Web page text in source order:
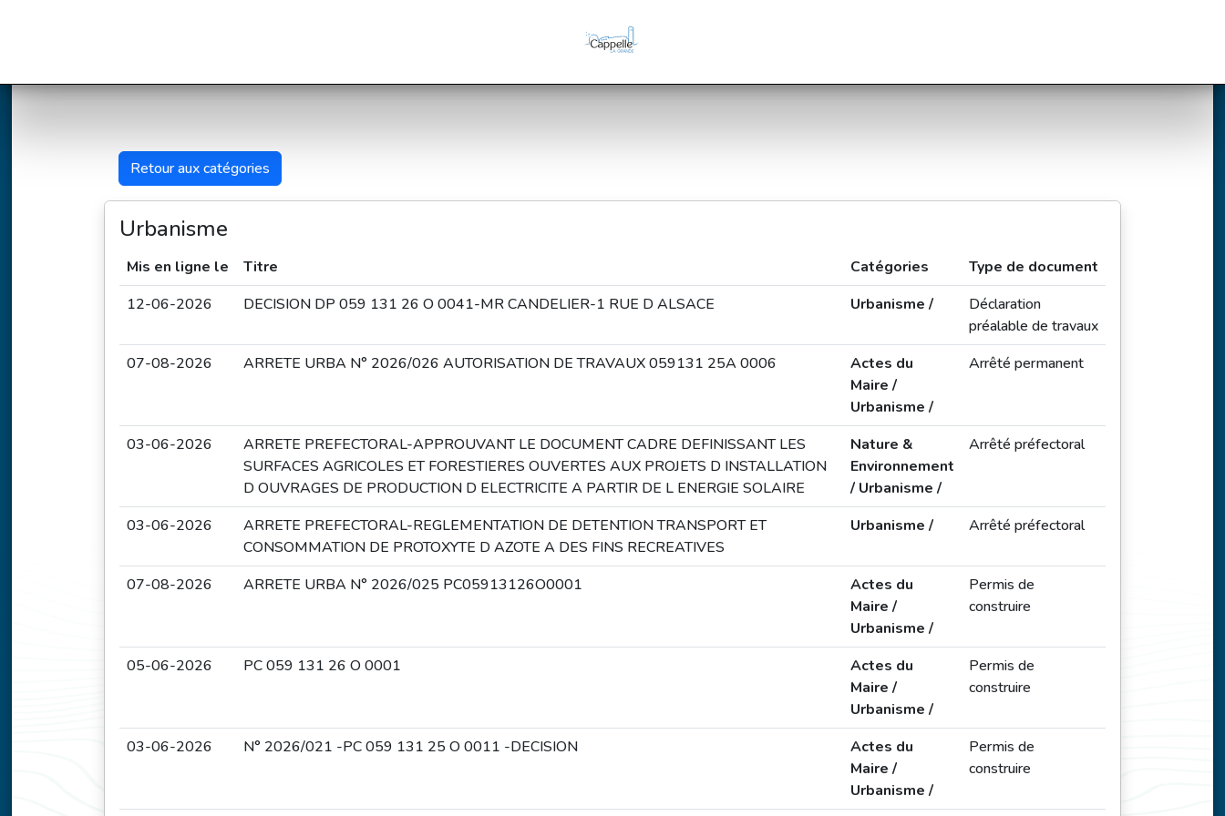
Retour aux catégories
Urbanisme
Mis en ligne le Titre Catégories
Type de document
12-06-2026
DECISION DP 059 131 26 O 0041-MR CANDELIER-1 RUE D ALSACE Urbanisme /
Déclaration
préalable de travaux
07-08-2026
ARRETE URBA N° 2026/026 AUTORISATION DE TRAVAUX 059131 25A 0006
Actes du
Maire /
Urbanisme /
Arrêté permanent
03-06-2026
ARRETE PREFECTORAL-APPROUVANT LE DOCUMENT CADRE DEFINISSANT LES
SURFACES AGRICOLES ET FORESTIERES OUVERTES AUX PROJETS D INSTALLATION
D OUVRAGES DE PRODUCTION D ELECTRICITE A PARTIR DE L ENERGIE SOLAIRE
Nature &
Environnement
/ Urbanisme /
Arrêté préfectoral
03-06-2026
ARRETE PREFECTORAL-REGLEMENTATION DE DETENTION TRANSPORT ET
CONSOMMATION DE PROTOXYTE D AZOTE A DES FINS RECREATIVES
Urbanisme / Arrêté préfectoral
07-08-2026 ARRETE URBA N° 2026/025 PC05913126O0001
Actes du
Maire /
Urbanisme /
Permis de
construire
05-06-2026 PC 059 131 26 O 0001
Actes du
Maire /
Urbanisme /
Permis de
construire
03-06-2026 N° 2026/021 -PC 059 131 25 O 0011 -DECISION
Actes du
Maire /
Urbanisme /
Permis de
construire